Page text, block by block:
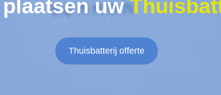
uw
Thuisbatterij offerte